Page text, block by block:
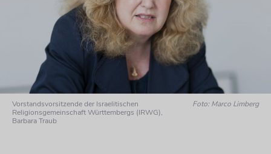
Vorstandsvorsitzende der Israelitischen
Religionsgemeinschaft Württembergs (IRWG),
Barbara Traub
Foto: Marco Limberg